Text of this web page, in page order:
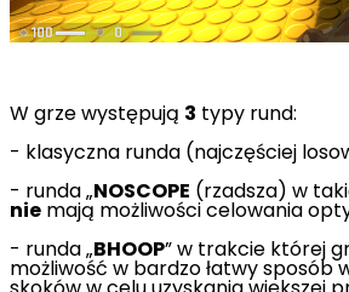
W grze występują 3 typy rund:
- klasyczna runda (najczęściej
- runda „NOSCOPE (rzadsza) w
nie mają możliwości celowania
- runda „BHOOP” w trakcie której
możliwość w bardzo łatwy sposób